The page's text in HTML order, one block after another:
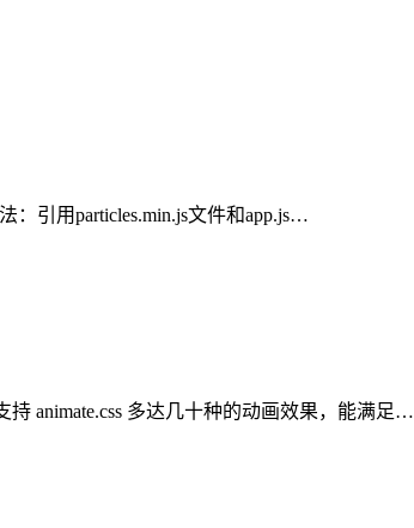
：引用particles.min.js文件和app.js…
持 animate.css 多达几十种的动画效果，能满足…